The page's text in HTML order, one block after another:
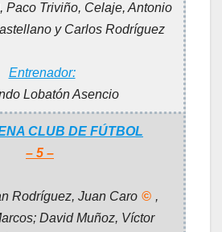
Paco Triviño, Celaje, Antonio
y Carlos Rodríguez
Entrenador:
Lobatón Asencio
CLUB DE FÚTBOL
– 5 –
Rodríguez, Juan Caro © ,
David Muñoz, Víctor